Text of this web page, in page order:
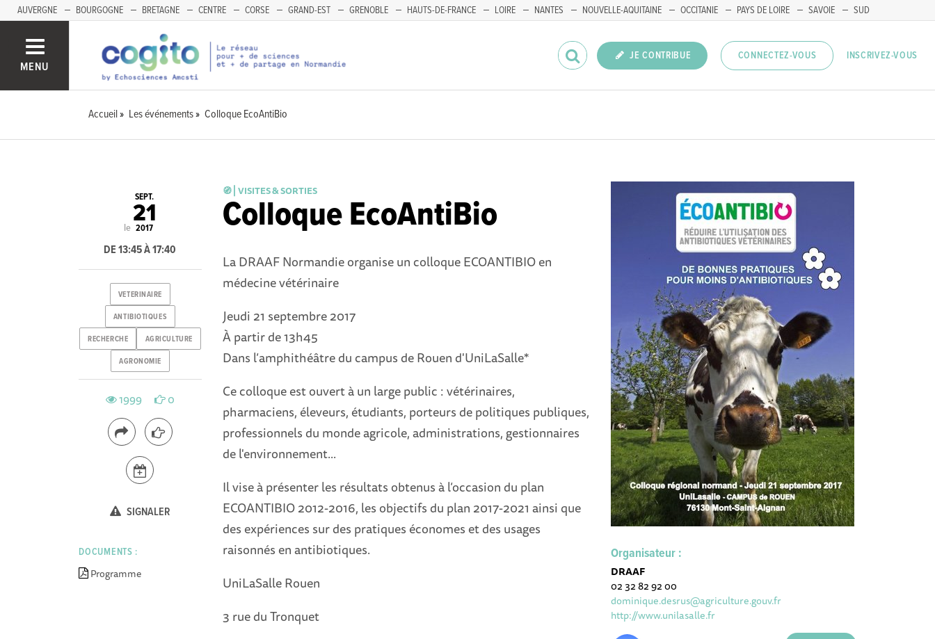
AUVERGNE BOURGOGNE BRETAGNE CENTRE CORSE GRAND-EST GRENOBLE HAUTS-DE-FRANCE LOIRE NANTES NOUVELLE-AQUITAINE OCCITANIE PAYS DE LOIRE SAVOIE SUD
MENU
JE CONTRIBUE CONNECTEZ-VOUS INSCRIVEZ-VOUS
Accueil Les événements Colloque EcoAntiBio
🧭 ⎜VISITES & SORTIES
Colloque EcoAntiBio
La DRAAF Normandie organise un colloque ECOANTIBIO en
médecine vétérinaire
Jeudi 21 septembre 2017
À partir de 13h45
Dans l’amphithéâtre du campus de Rouen d'UniLaSalle*
Ce colloque est ouvert à un large public : vétérinaires,
pharmaciens, éleveurs, étudiants, porteurs de politiques publiques,
professionnels du monde agricole, administrations, gestionnaires
de l'environnement...
Il vise à présenter les résultats obtenus à l’occasion du plan
ECOANTIBIO 2012-2016, les objectifs du plan 2017-2021 ainsi que
des expériences sur des pratiques économes et des usages
raisonnés en antibiotiques.
UniLaSalle Rouen
3 rue du Tronquet
Organisateur :
DRAAF
02 32 82 92 00
dominique.desrus@agriculture.gouv.fr
http://www.unilasalle.fr
le
SEPT.
21
2017
DE 13:45 À 17:40
VETERINAIRE
ANTIBIOTIQUES
RECHERCHE AGRICULTURE
AGRONOMIE
1999 0
SIGNALER
DOCUMENTS :
Programme